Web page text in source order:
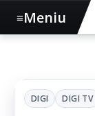
DIGI DIGI TV
≡Meniu